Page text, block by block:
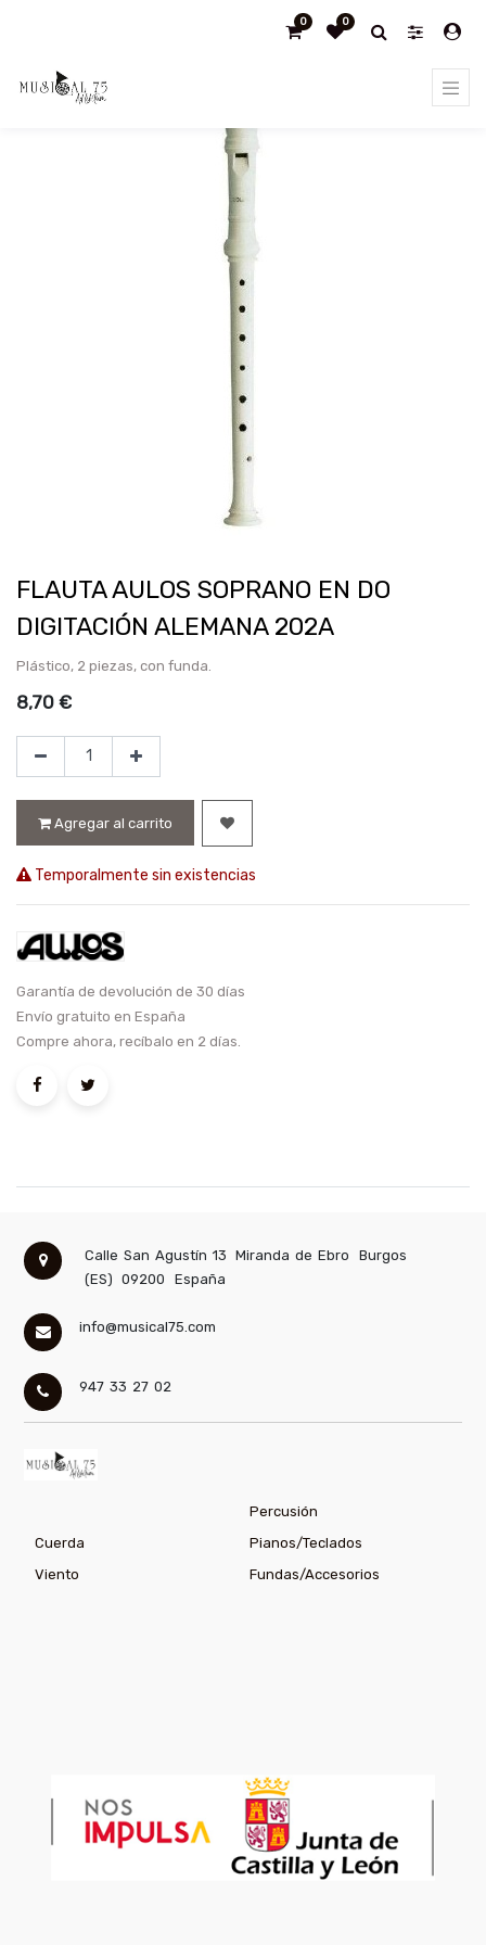
0 0
FLAUTA AULOS SOPRANO EN DO DIGITACIÓN
FLAUTA AULOS SOPRANO EN DO
DIGITACIÓN ALEMANA 202A
Plástico, 2 piezas, con funda.
8,70 €
Agregar al carrito
Temporalmente sin existencias
Garantía de devolución de 30 días
Envío gratuito en España
Compre ahora, recíbalo en 2 días.
Calle San Agustín 13 Miranda de Ebro
Burgos
(ES)
09200 España
info@musical75.com
947 33 27 02
Percusión
Cuerda
Pianos/Teclados
Viento
Fundas/Accesorios